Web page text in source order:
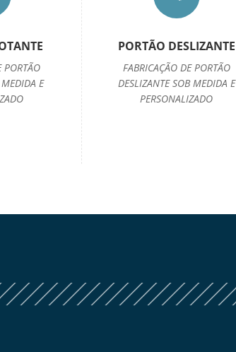
PORTÃO
E
PORTÃO DESLIZANTE
FABRICAÇÃO DE PORTÃO
DESLIZANTE SOB MEDIDA E
PERSONALIZADO